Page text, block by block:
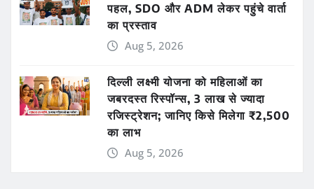
पहल, SDO और ADM लेकर पहुंचे वार्ता
का प्रस्ताव
Aug 5, 2026
दिल्ली लक्ष्मी योजना को महिलाओं का
जबरदस्त रिस्पॉन्स, 3 लाख से ज्यादा
रजिस्ट्रेशन; जानिए किसे मिलेगा ₹2,500
का लाभ
Aug 5, 2026